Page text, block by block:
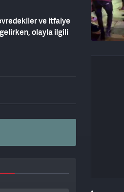
ve itfaiye
olayla ilgili